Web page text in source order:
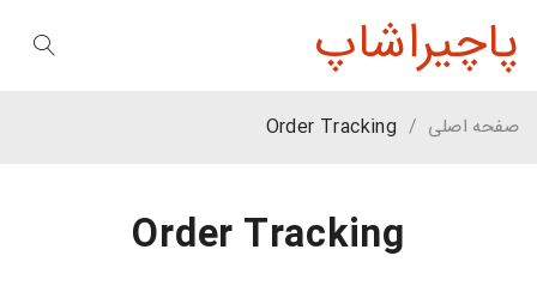
پاچیراشاپ
Order Tracking
صفحه اصلی /
Order Tracking